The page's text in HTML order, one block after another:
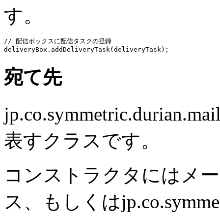
す。
// 配信ボックスに配信タスクの登録
宛て先
表すクラスです。
コンストラクタにはメ
ス、もしくは